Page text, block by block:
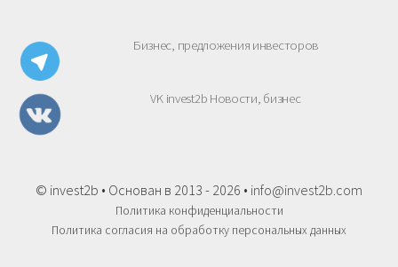
Бизнес, предложения инвесторов
VK invest2b Новости, бизнес
© invest2b • Основан в 2013 - 2026 • info@invest2b.com
Политика конфиденциальности
Политика согласия на обработку персональных данных